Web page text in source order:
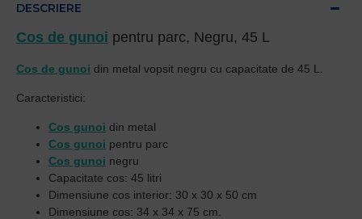
DESCRIERE
Cos de gunoi pentru parc, Negru, 45 L
Cos de gunoi din metal vopsit negru cu capacitate de 45 L.
Caracteristici:
Cos gunoi din metal
Cos gunoi pentru parc
Cos gunoi negru
Capacitate cos: 45 litri
Dimensiune cos interior: 30 x 30 x 50 cm
Dimensiune cos: 34 x 34 x 75 cm.